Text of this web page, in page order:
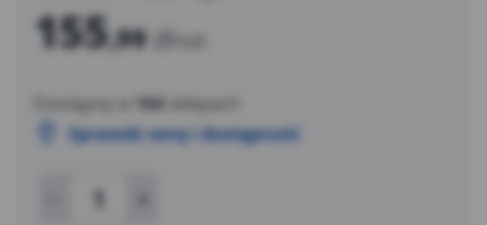
155,99 zł
Dostępny w 164 sklepach
Sprawdź cenę i dostępność